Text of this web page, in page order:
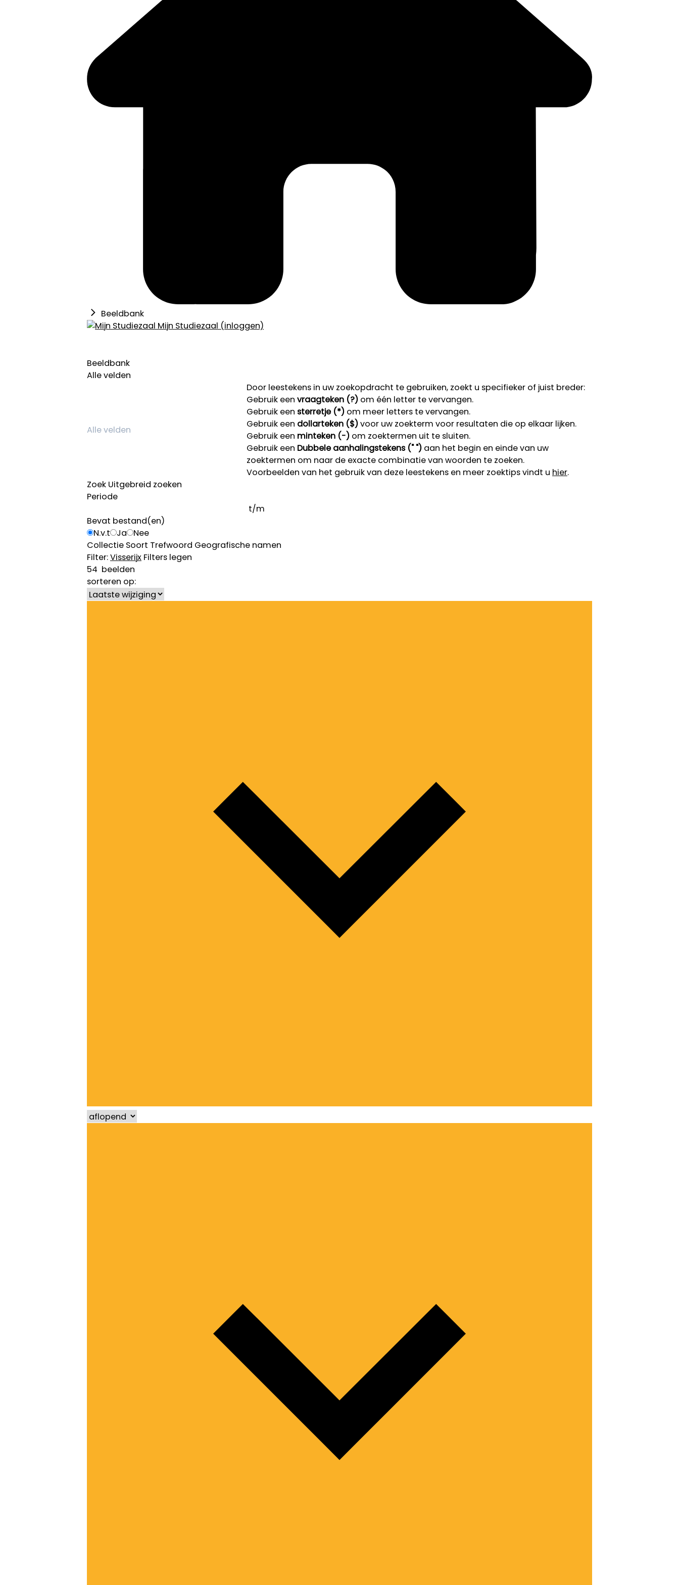
Beeldbank
Mijn Studiezaal (inloggen)
Beeldbank
Alle velden
Door leestekens in uw zoekopdracht te gebruiken, zoekt u specifieker of juist breder:
Gebruik een vraagteken (?) om één letter te vervangen.
Gebruik een sterretje (*) om meer letters te vervangen.
Gebruik een dollarteken ($)voor uw zoekterm voor resultaten die op elkaar lijken.
Gebruik een minteken (-) om zoektermen uit te sluiten.
Gebruik een Dubbele aanhalingstekens (" ") aan het begin en einde van uw
zoektermen om naar de exacte combinatie van woorden te zoeken.
Voorbeelden van het gebruik van deze leestekens en meer zoektips vindt u hier.
Zoek Uitgebreid zoeken
Periode
t/m
Bevat bestand(en)
N.v.t
Ja
Nee
Collectie Soort Trefwoord Geografische namen
Filter:Visserijx Filters legen
54 beelden
sorteren op: